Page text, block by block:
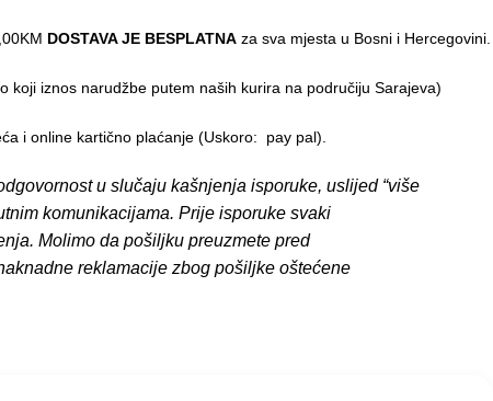
DOSTAVA JE BESPLATNA za sva mjesta u Bosni i Hercegovini.
koji iznos narudžbe putem naših kurira na područiju Sarajeva)
i online kartično plaćanje (Uskoro: pay pal).
u slučaju kašnjenja isporuke, uslijed “više
komunikacijama. Prije isporuke svaki
Molimo da pošiljku preuzmete pred
reklamacije zbog pošiljke oštećene